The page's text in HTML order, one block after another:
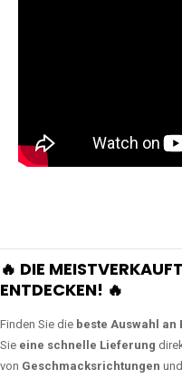
🔥 DIE
ENTDECKEN! 🔥
Finden Sie die beste Auswahl an
Sie eine schnelle Lieferung
von Geschmacksrichtungen